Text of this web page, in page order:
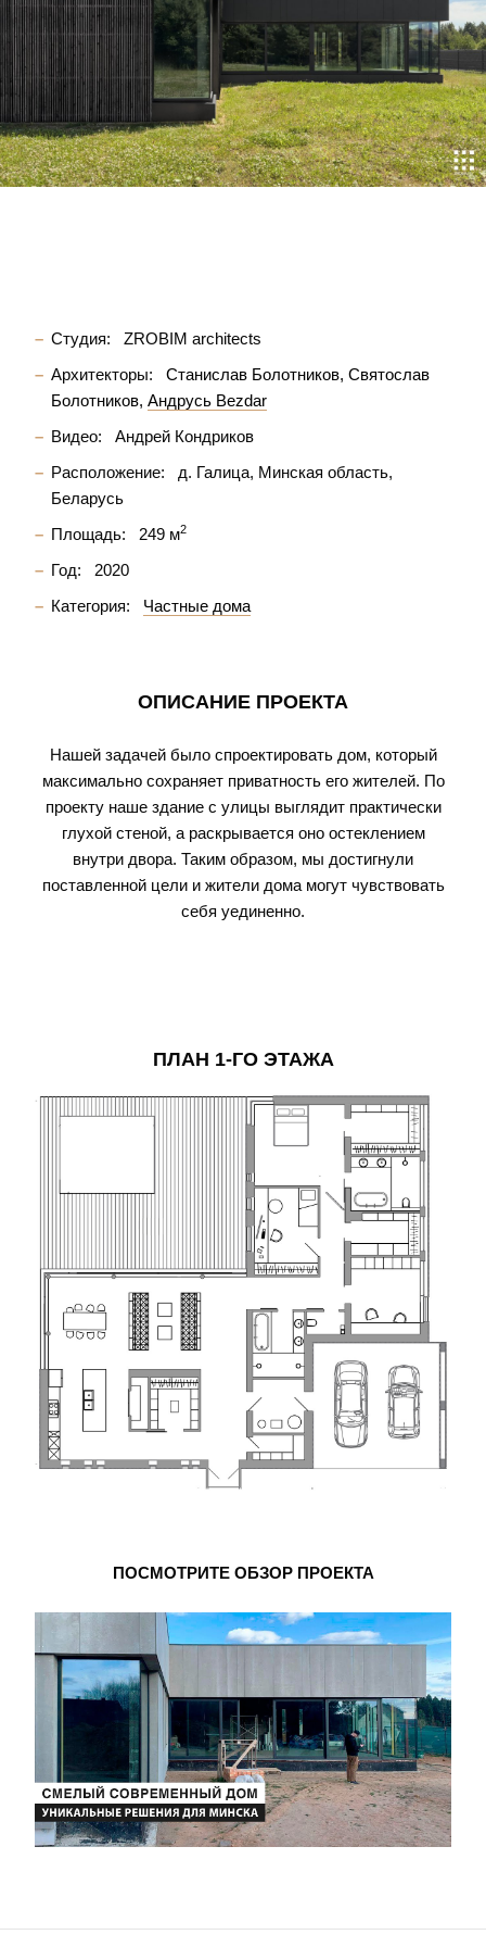
Студия:
ZROBIM architects
Архитекторы:
Станислав Болотников Святослав
Болотников Андрусь Bezdar
Видео:
Андрей Кондриков
Расположение:
д. Галица, Минская область,
Беларусь
Площадь:
249 м2
Год:
2020
Категория:
Частные дома
ОПИСАНИЕ ПРОЕКТА
Нашей задачей было спроектировать дом, который
максимально сохраняет приватность его жителей. По
проекту наше здание с улицы выглядит практически
глухой стеной, а раскрывается оно остеклением
внутри двора. Таким образом, мы достигнули
поставленной цели и жители дома могут чувствовать
себя уединенно.
ПЛАН 1-ГО ЭТАЖА
ПОСМОТРИТЕ ОБЗОР ПРОЕКТА